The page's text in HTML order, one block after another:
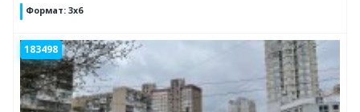
Формат: 3х6
183498